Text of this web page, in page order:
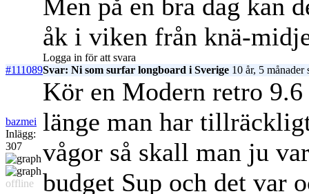
Men på en bra dag kan
åk i viken från knä-
Logga in för att svara
#111089Svar: Ni som surfar longboard i Sverige 10 år, 5 månader
bazmei
Inlägg:
307
offline
Kör en Modern retro
länge man har
vågor så skall man ju
budget Sup och det var